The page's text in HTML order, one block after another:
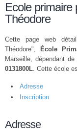
Ecole primaire
Théodore
Cette page web
Théodore",
École
Marseille, dépendant
0131800L. Cette école
Adresse
Inscription
Adresse